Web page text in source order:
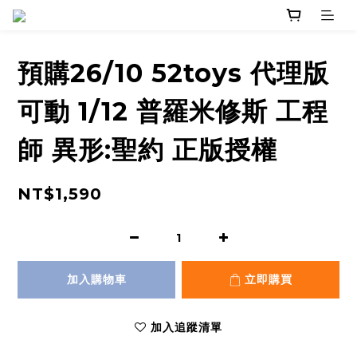
預購26/10 52toys 代理版
可動 1/12 普羅米修斯 工程
師 異形:聖約 正版授權
NT$1,590
加入購物車 立即購買
加入追蹤清單